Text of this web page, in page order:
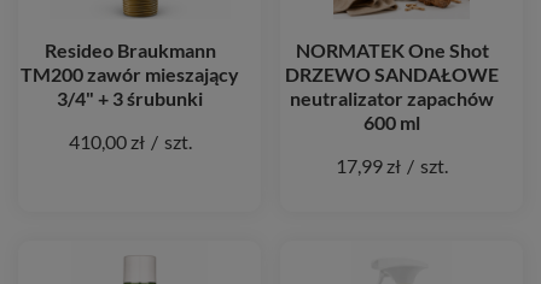
Resideo Braukmann
TM200 zawór mieszający
3/4" + 3 śrubunki
410,00 zł / szt.
NORMATEK One Shot
DRZEWO SANDAŁOWE
neutralizator zapachów
600 ml
17,99 zł / szt.